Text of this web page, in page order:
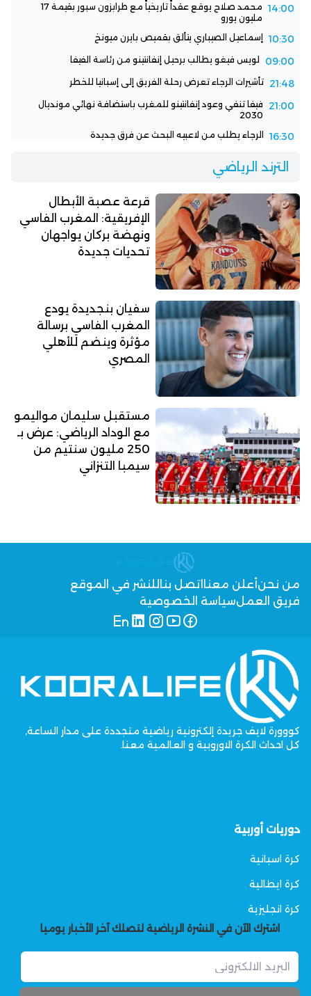
14:00
محمد صلاح يوقع عقداً تاريخياً مع طرابزون سبور بقيمة 17
مليون يورو
10:30 إسماعيل الصيباري يتألق بقميص بايرن ميونخ
09:00 لويس فيغو يطالب برحيل إنفانتينو من رئاسة الفيفا
21:48 تأشيرات الرجاء تعرض رحلة الفريق إلى إسبانيا للخطر
21:00
فيفا تنفي وعود إنفانتينو للمغرب باستضافة نهائي مونديال
2030
16:30 الرجاء يطلب من لاعبيه البحث عن فرق جديدة
الترند الرياضي
قرعة عصبة الأبطال
الإفريقية: المغرب الفاسي
ونهضة بركان يواجهان
تحديات جديدة
سفيان بنجديدة يودع
المغرب الفاسي برسالة
مؤثرة وينضم للأهلي
المصري
مستقبل سليمان مواليمو
مع الوداد الرياضي: عرض بـ
250 مليون سنتيم من
سيمبا التنزاني
من نحنأعلن معنا اتصل بنا للنشر في الموقع
فريق العملسياسة الخصوصية
كووورة لايف جريدة إلكترونية رياضية متجددة على مدار الساعة,
كل احداث الكرة الاوروبية و العالمية معنا.
دوريات أوربية
كرة اسبانية
كرة ايطالية
كرة انجليزية
اشترك الآن في النشرة الرياضية لتصلك آخر الأخبار يوميا